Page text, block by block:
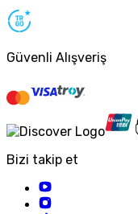
Güvenli Alışveriş
Bizi takip et